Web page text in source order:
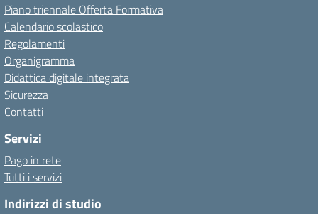
Piano triennale Offerta Formativa
Calendario scolastico
Regolamenti
Organigramma
Didattica digitale integrata
Sicurezza
Contatti
Servizi
Pago in rete
Tutti i servizi
Indirizzi di studio